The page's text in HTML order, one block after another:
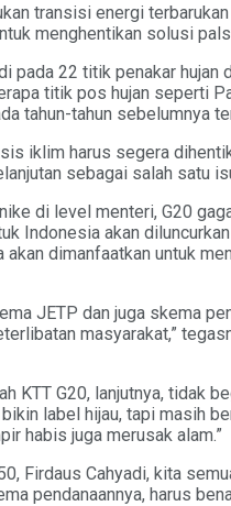
transisi energi
menghentikan solusi
pada 22 titik penakar
titik pos hujan seperti
tahun-tahun sebelumnya
iklim harus segera
sebagai salah satu
di level menteri, G20
Indonesia akan
akan dimanfaatkan untuk
JETP dan juga skema
masyarakat,”
KTT G20, lanjutnya, tidak
label hijau, tapi masih
habis juga merusak alam.”
Firdaus Cahyadi, kita
pendanaannya, harus